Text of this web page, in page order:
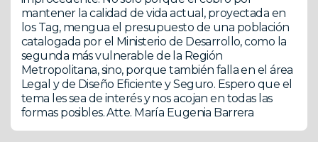
mantener la calidad de vida actual, proyectada en
los Tag, mengua el presupuesto de una población
catalogada por el Ministerio de Desarrollo, como la
segunda más vulnerable de la Región
Metropolitana, sino, porque también falla en el área
Legal y de Diseño Eficiente y Seguro. Espero que el
tema les sea de interés y nos acojan en todas las
formas posibles. Atte. María Eugenia Barrera